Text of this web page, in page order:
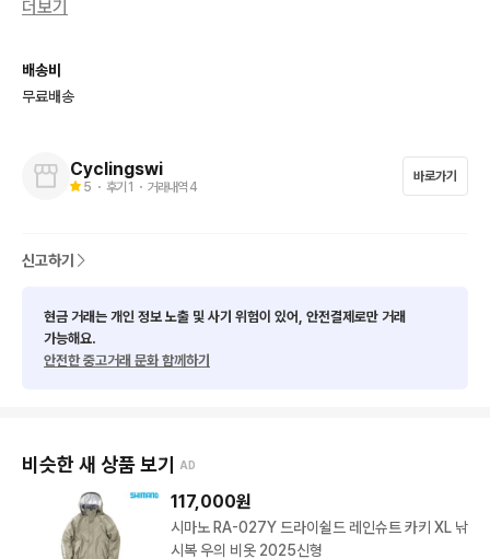
(쿨거하신다면 짚 전용 탑캡도 드려요!)
더보기
배송비
무료배송
Cyclingswi
5 ・ 후기 1 ・ 거래내역 4
바로가기
신고하기
현금 거래는 개인 정보 노출 및 사기 위험이 있어, 안전결제로만 거래
가능해요.
안전한 중고거래 문화 함께하기
비슷한 새 상품 보기 AD
117,000원
시마노 RA-027Y 드라이쉴드 레인슈트 카키 XL 낚
시복 우의 비옷 2025신형